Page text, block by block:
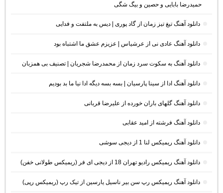
حمیدرضا بابایی و حصین و بیگ شگی
دانلود آهنگ تیغ تیز زمان از گاد پوری | دیس به ملتفت و فدایی
دانلود آهنگ عادی نی از عرشیاس | عزیزم عشق ما اشتباه بود
دانلود آهنگ به سکوت سرد زمان از محمدرضا شجریان | تصنیف بی همزبان
دانلود آهنگ ادا از سینا پارسیان | بسه بسه دیگه ادا نیا ما بد بودیم
دانلود آهنگ گلهای باران خورده از علیرضا قربانی
دانلود آهنگ فرشته از امید عقابی
دانلود آهنگ ریمیکس لنا 1 از دیجی سوشی
دانلود آهنگ ریمیکس رادیو تهران 18 از دیجی ای فر (ریمیکس طولانی خفن)
دانلود آهنگ ریمیکس رپ سن بیر ناسیل یارسین از تیک رپ (ریمیکس رپی)